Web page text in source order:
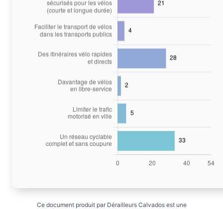
Ce document produit par Dérailleurs Calvados est une